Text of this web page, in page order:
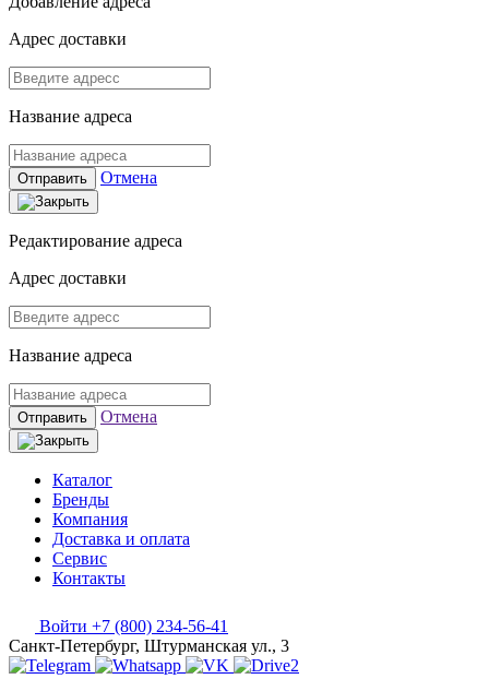
Адрес доставки
Название адреса
Отправить Отмена
Редактирование адреса
Адрес доставки
Название адреса
Отправить Отмена
Каталог
Бренды
Компания
Доставка и оплата
Сервис
Контакты
Войти +7 (800) 234-56-41
Санкт-Петербург, Штурманская ул., 3